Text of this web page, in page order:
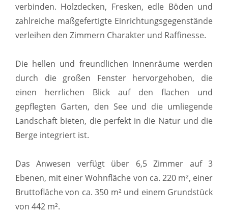
verbinden. Holzdecken, Fresken, edle Böden und
zahlreiche maßgefertigte Einrichtungsgegenstände
verleihen den Zimmern Charakter und Raffinesse.
Die hellen und freundlichen Innenräume werden
durch die großen Fenster hervorgehoben, die
einen herrlichen Blick auf den flachen und
gepflegten Garten, den See und die umliegende
Landschaft bieten, die perfekt in die Natur und die
Berge integriert ist.
Das Anwesen verfügt über 6,5 Zimmer auf 3
Ebenen, mit einer Wohnfläche von ca. 220 m², einer
Bruttofläche von ca. 350 m² und einem Grundstück
von 442 m².